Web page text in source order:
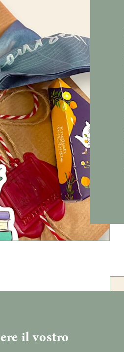
il vostro